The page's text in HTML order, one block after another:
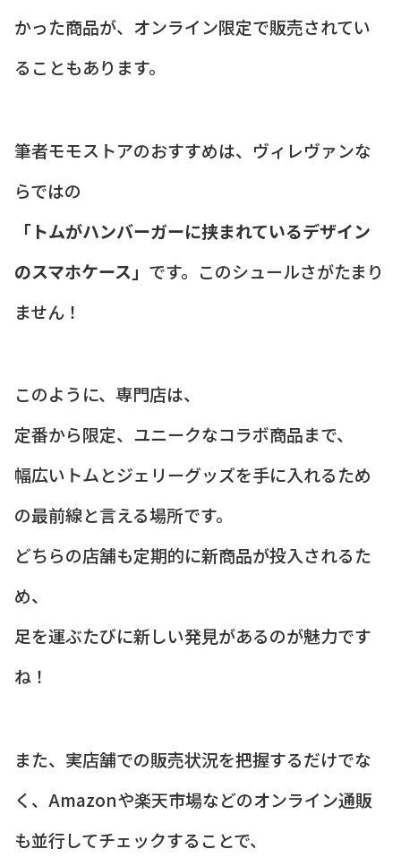
かった商品が、オンライン限定で販売されてい
ることもあります。
筆者モモストアのおすすめは、ヴィレヴァンな
らではの
「トムがハンバーガーに挟まれているデザイン
のスマホケース」 です。このシュールさがたまり
ません！
このように、専門店は、
定番から限定、ユニークなコラボ商品まで、
幅広いトムとジェリーグッズを手に入れるため
の最前線と言える場所です。
どちらの店舗も定期的に新商品が投入されるた
め、
足を運ぶたびに新しい発見があるのが魅力です
ね！
また、実店舗での販売状況を把握するだけでな
く、Amazonや楽天市場などのオンライン通販
も並行してチェックすることで、